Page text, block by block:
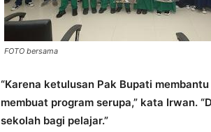
FOTO bersama
“Karena ketulusan Pak Bupati
membuat program serupa,” kata Irwan.
sekolah bagi pelajar.”